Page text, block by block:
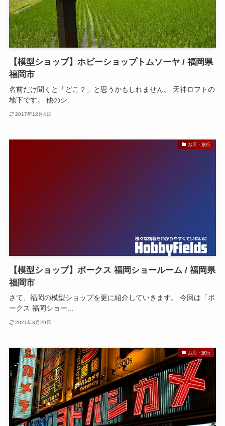
【模型ショップ】ホビーショップトムソーヤ / 福岡県
福岡市
名前だけ聞くと「どこ？」と思うかもしれません。 天神ロフトの
地下です。 他のシ...
2017年12月4日
お店・旅行
【模型ショップ】ボークス 福岡ショールーム / 福岡県
福岡市
さて、福岡の模型ショップを更に紹介していきます。 今回は「ボ
ークス 福岡ショー...
2021年3月29日
お店・旅行